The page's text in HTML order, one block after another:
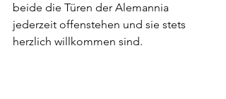
beide die Türen der Alemannia
jederzeit offenstehen und sie stets
herzlich willkommen sind.